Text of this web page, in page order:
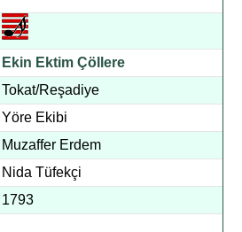
Ekin Ektim Çöllere
Tokat/Reşadiye
Yöre Ekibi
Muzaffer Erdem
Nida Tüfekçi
1793